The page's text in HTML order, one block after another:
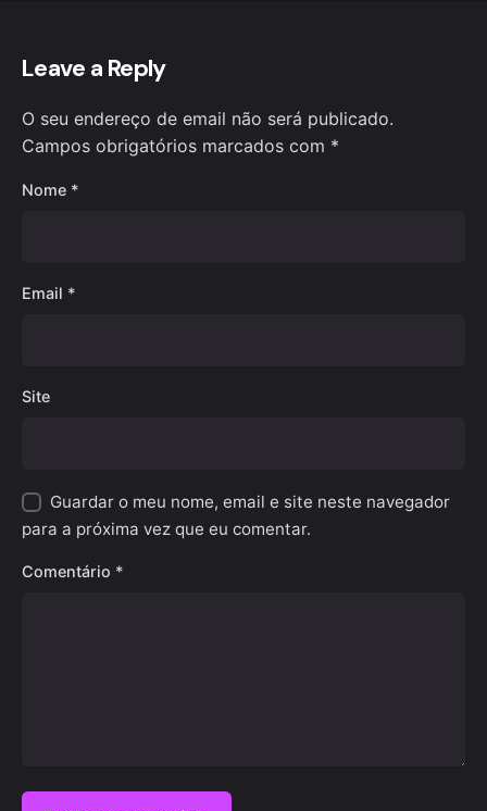
Leave a Reply
O seu endereço de email não será publicado.
Campos obrigatórios marcados com *
Nome *
Email *
Site
Guardar o meu nome, email e site neste navegador
para a próxima vez que eu comentar.
Comentário *